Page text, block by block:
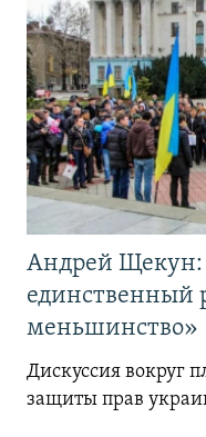
Андрей
единственный
меньшинство»
Дискуссия вокруг
защиты прав